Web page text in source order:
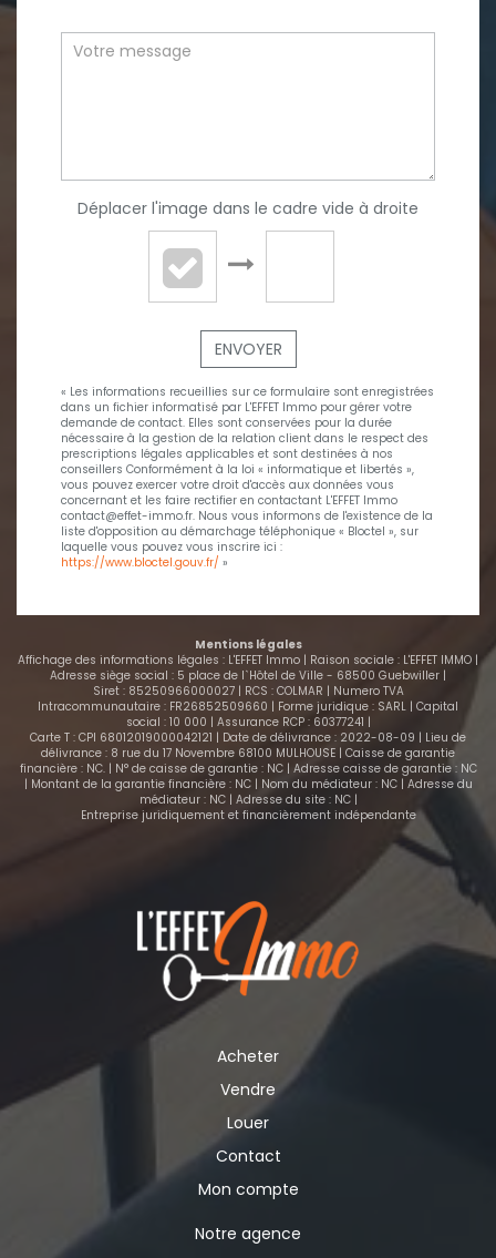
Déplacer l'image dans le cadre vide à droite
ENVOYER
« Les informations recueillies sur ce formulaire sont enregistrées
dans un fichier informatisé par L'EFFET Immo pour gérer votre
demande de contact. Elles sont conservées pour la durée
nécessaire à la gestion de la relation client dans le respect des
prescriptions légales applicables et sont destinées à nos
conseillers Conformément à la loi « informatique et libertés »,
vous pouvez exercer votre droit d'accès aux données vous
concernant et les faire rectifier en contactant L'EFFET Immo
contact@effet-immo.fr. Nous vous informons de l'existence de la
liste d'opposition au démarchage téléphonique « Bloctel », sur
laquelle vous pouvez vous inscrire ici :
https://www.bloctel.gouv.fr/ »
Mentions légales
Affichage des informations légales : L'EFFET Immo | Raison sociale : L'EFFET IMMO |
Adresse siège social : 5 place de l`Hôtel de Ville - 68500 Guebwiller |
Siret : 85250966000027 | RCS : COLMAR | Numero TVA
Intracommunautaire : FR26852509660 | Forme juridique : SARL | Capital
social : 10 000 | Assurance RCP : 60377241 |
Carte T : CPI 68012019000042121 | Date de délivrance : 2022-08-09 | Lieu de
délivrance : 8 rue du 17 Novembre 68100 MULHOUSE | Caisse de garantie
financière : NC. | N° de caisse de garantie : NC | Adresse caisse de garantie : NC
| Montant de la garantie financière : NC | Nom du médiateur : NC | Adresse du
médiateur : NC | Adresse du site : NC |
Entreprise juridiquement et financièrement indépendante
Acheter
Vendre
Louer
Contact
Mon compte
Notre agence